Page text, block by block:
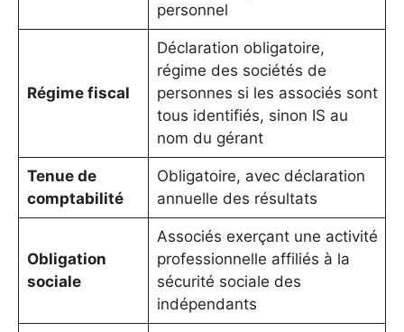
personnel
Régime fiscal
Déclaration obligatoire,
régime des sociétés de
personnes si les associés sont
tous identifiés, sinon IS au
nom du gérant
Tenue de
comptabilité
Obligatoire, avec déclaration
annuelle des résultats
Obligation
sociale
Associés exerçant une activité
professionnelle affiliés à la
sécurité sociale des
indépendants